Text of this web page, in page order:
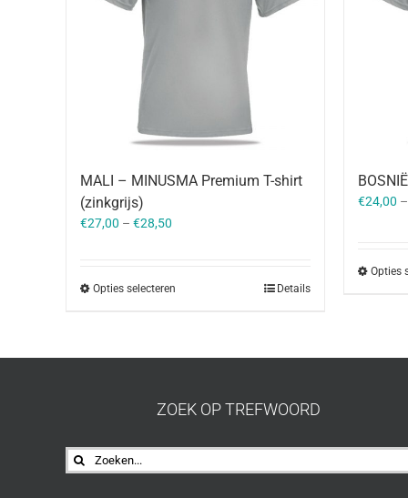
MALI – MINUSMA Premium T-shirt
(zinkgrijs)
€27,00 – €28,50
Opties selecteren Details
€24,00 –
Opties
ZOEK OP TREFWOORD
Zoeken
naar: